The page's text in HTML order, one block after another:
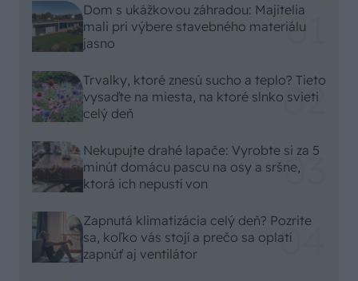
Dom s ukážkovou záhradou: Majitelia
mali pri výbere stavebného materiálu
jasno
Trvalky, ktoré znesú sucho a teplo? Tieto
vysaďte na miesta, na ktoré slnko svieti
celý deň
Nekupujte drahé lapače: Vyrobte si za 5
minút domácu pascu na osy a sršne,
ktorá ich nepustí von
Zapnutá klimatizácia celý deň? Pozrite
sa, koľko vás stojí a prečo sa oplatí
zapnúť aj ventilátor